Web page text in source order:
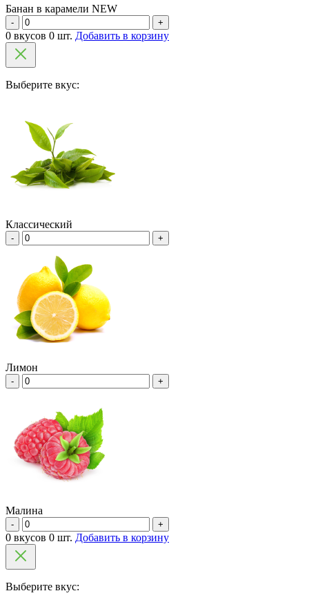
Банан в карамели NEW
- +
0 вкусов 0 шт. Добавить в корзину
Выберите вкус:
Классический
- +
Лимон
- +
Малина
- +
0 вкусов 0 шт. Добавить в корзину
Выберите вкус: